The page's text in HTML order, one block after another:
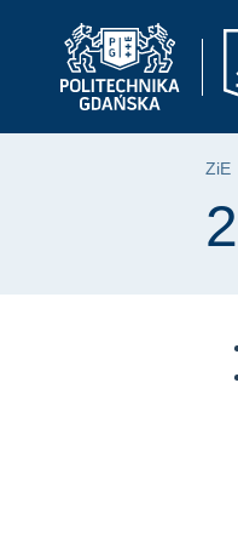
głównego
wyszukiwarki
2010 |
ZiE